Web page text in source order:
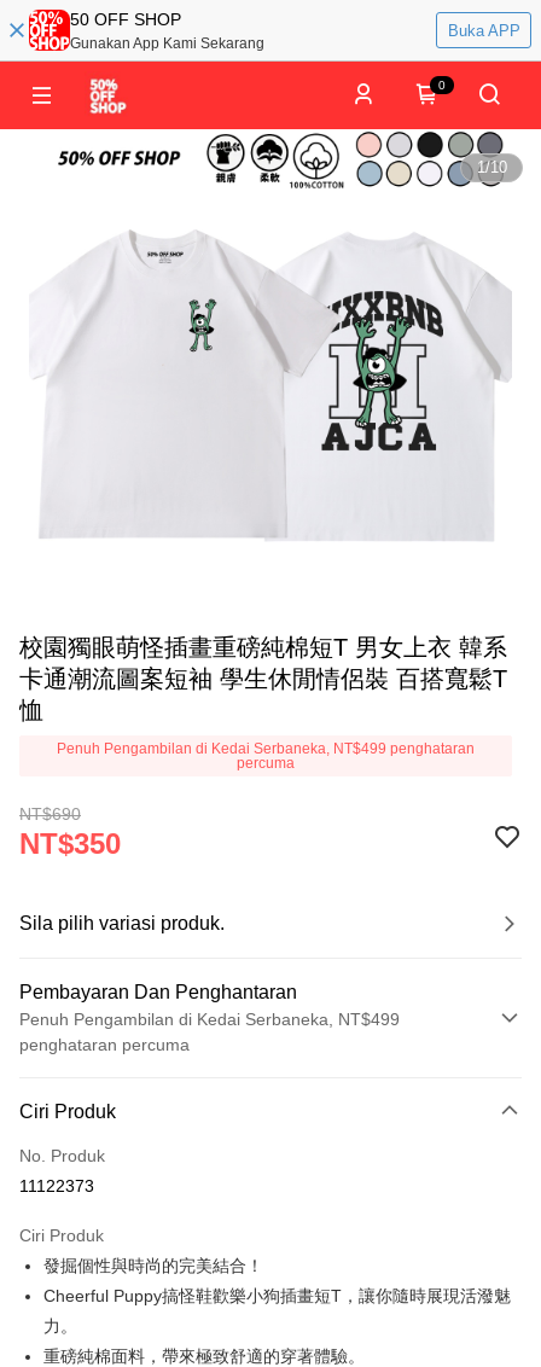
50 OFF SHOP
Gunakan App Kami Sekarang
Buka APP
0
1/10
校園獨眼萌怪插畫重磅純棉短T 男女上衣 韓系
卡通潮流圖案短袖 學生休閒情侶裝 百搭寬鬆T
恤
Penuh Pengambilan di Kedai Serbaneka, NT$499 penghataran
percuma
NT$690
NT$350
Sila pilih variasi produk.
Pembayaran Dan Penghantaran
Penuh Pengambilan di Kedai Serbaneka, NT$499
penghataran percuma
Kad Kredit (Bayaran Penuh)
Pengambilan di Kedai Serbaneka
Apple Pay
JKOPAY
Easy Wallet
Ciri Produk
No. Produk
11122373
Ciri Produk
發掘個性與時尚的完美結合！
Cheerful Puppy搞怪鞋歡樂小狗插畫短T，讓你隨時展現活潑魅
力。
重磅純棉面料，帶來極致舒適的穿著體驗。